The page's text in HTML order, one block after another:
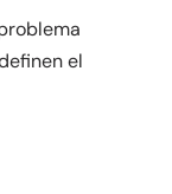
el